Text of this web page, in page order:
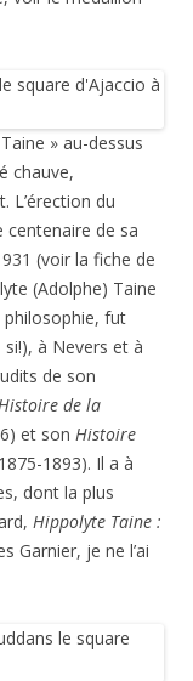
» au-dessus
chauve,
L’érection du
de sa
(voir la fiche de
(Adolphe) Taine
philosophie, fut
à Nevers et à
de son
de la
et son Histoire
1893). Il a à
dont la plus
Hippolyte Taine :
Garnier, je ne l’ai